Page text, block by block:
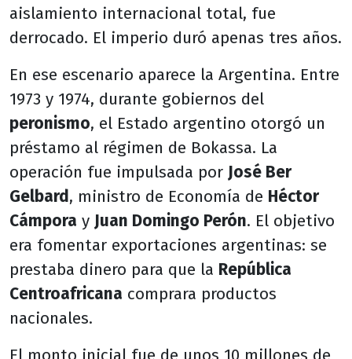
aislamiento internacional total, fue
derrocado. El imperio duró apenas tres años.
En ese escenario aparece la Argentina. Entre
1973 y 1974, durante gobiernos del
peronismo, el Estado argentino otorgó un
préstamo al régimen de Bokassa. La
operación fue impulsada por José Ber
Gelbard, ministro de Economía de Héctor
Cámpora y Juan Domingo Perón. El objetivo
era fomentar exportaciones argentinas: se
prestaba dinero para que la República
Centroafricana comprara productos
nacionales.